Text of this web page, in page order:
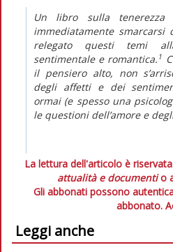
Un libro sulla
immediatamente smarcarsi
relegato questi temi
sentimentale e romantica. 1
il pensiero alto, non
degli affetti e dei
ormai (e spesso una
le questioni dell’amore e
La lettura dell'articolo è
attualità e documentio
Gli abbonati possono
abbonato.
Leggi anche